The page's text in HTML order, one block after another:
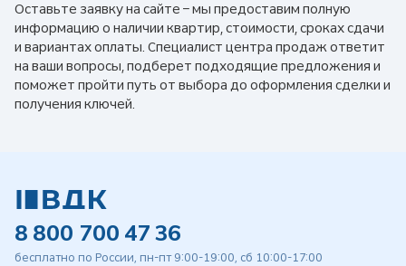
Оставьте заявку на сайте – мы предоставим полную
информацию о наличии квартир, стоимости, сроках сдачи
и вариантах оплаты. Специалист центра продаж ответит
на ваши вопросы, подберет подходящие предложения и
поможет пройти путь от выбора до оформления сделки и
получения ключей.
8 800 700 47 36
бесплатно по России, пн-пт 9:00-19:00, сб 10:00-17:00